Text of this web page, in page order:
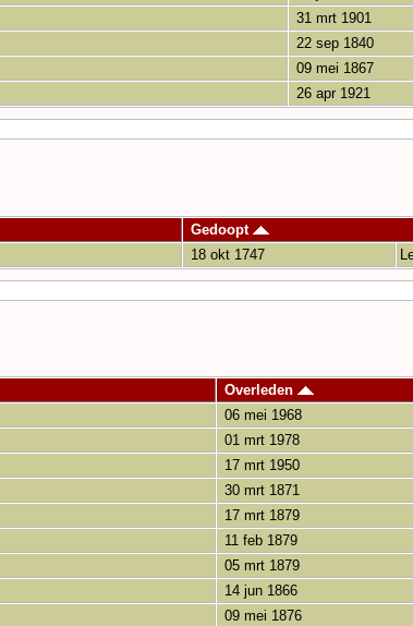
31 mrt 1901
22 sep 1840
09 mei 1867
26 apr 1921
Gedoopt
18 okt 1747
Overleden
06 mei 1968
01 mrt 1978
17 mrt 1950
30 mrt 1871
17 mrt 1879
11 feb 1879
05 mrt 1879
14 jun 1866
09 mei 1876